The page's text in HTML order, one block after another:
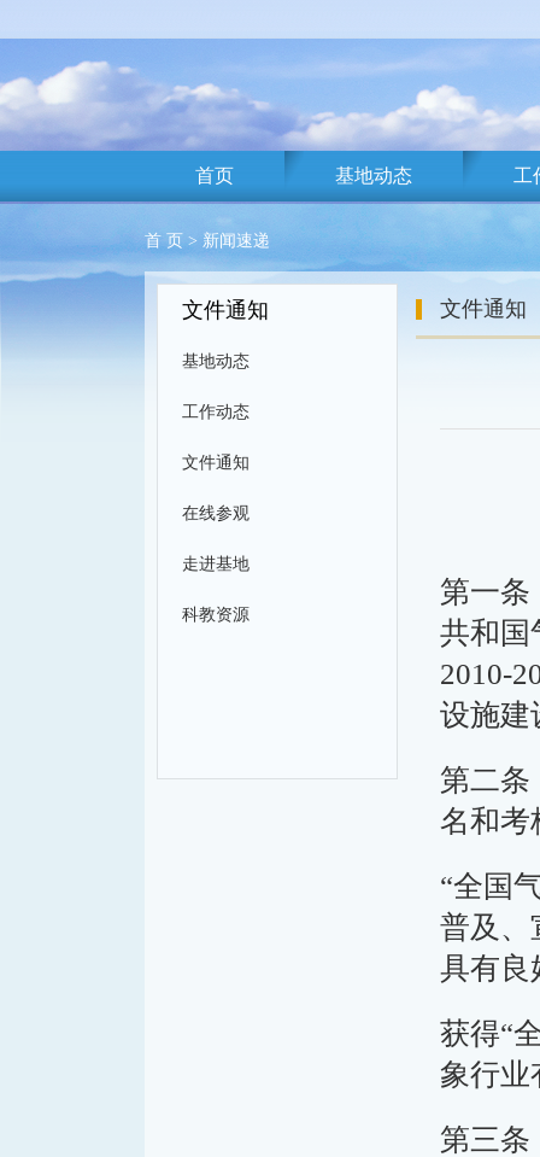
首页 基地动态 工
首 页 > 新闻速递
文件通知
基地动态
工作动态
文件通知
在线参观
走进基地
科教资源
文件通知
第一条
共和国
2010-
设施建
第二条
名和考
“全国
普及、
具有良
获得“
象行业
第三条